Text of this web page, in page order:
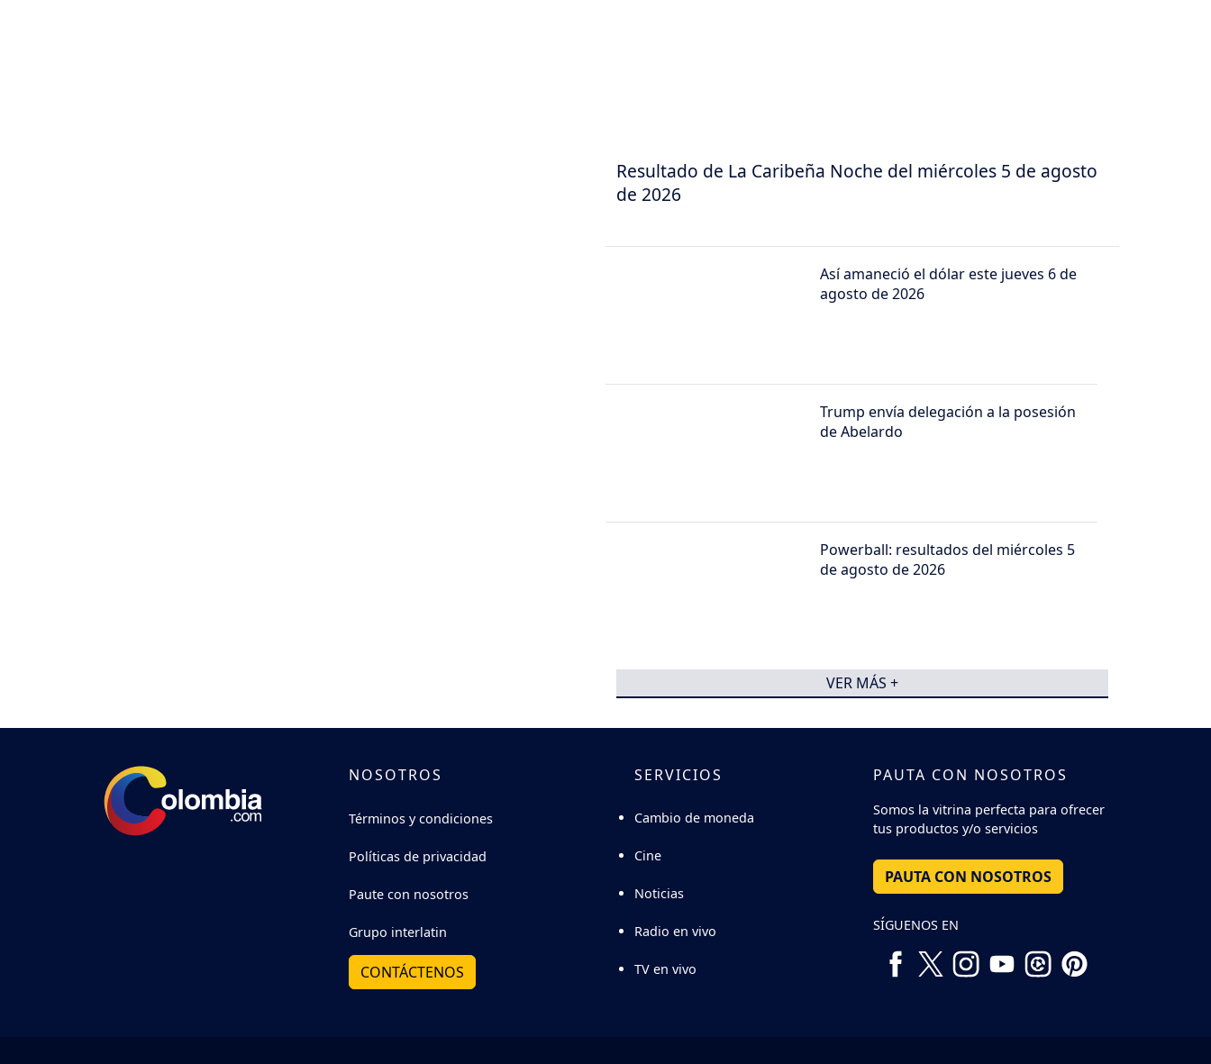
Resultado de La Caribeña Noche del miércoles 5 de agosto
de 2026
Así amaneció el dólar este jueves 6 de
agosto de 2026
Trump envía delegación a la posesión
de Abelardo
Powerball: resultados del miércoles 5
de agosto de 2026
VER MÁS +
NOSOTROS
Términos y condiciones
Políticas de privacidad
Paute con nosotros
Grupo interlatin
CONTÁCTENOS
SERVICIOS
Cambio de moneda
Cine
Noticias
Radio en vivo
TV en vivo
PAUTA CON NOSOTROS
Somos la vitrina perfecta para ofrecer
tus productos y/o servicios
PAUTA CON NOSOTROS
SÍGUENOS EN